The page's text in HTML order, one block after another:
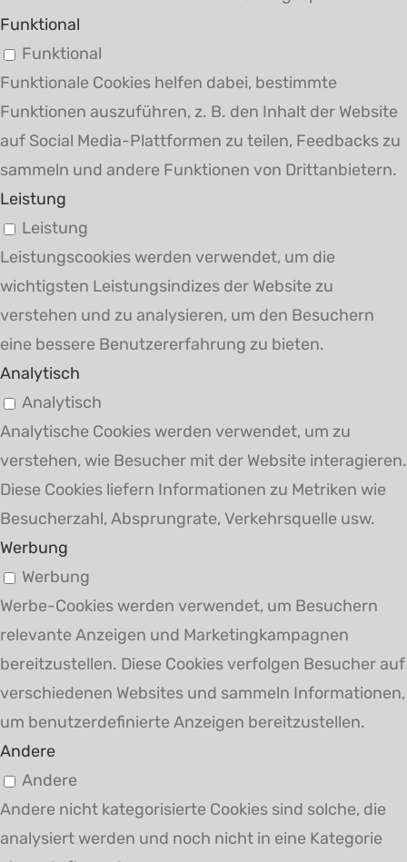
Funktional
Funktional
Funktionale Cookies helfen dabei, bestimmte
Funktionen auszuführen, z. B. den Inhalt der Website
auf Social Media-Plattformen zu teilen, Feedbacks zu
sammeln und andere Funktionen von Drittanbietern.
Leistung
Leistung
Leistungscookies werden verwendet, um die
wichtigsten Leistungsindizes der Website zu
verstehen und zu analysieren, um den Besuchern
eine bessere Benutzererfahrung zu bieten.
Analytisch
Analytisch
Analytische Cookies werden verwendet, um zu
verstehen, wie Besucher mit der Website interagieren.
Diese Cookies liefern Informationen zu Metriken wie
Besucherzahl, Absprungrate, Verkehrsquelle usw.
Werbung
Werbung
Werbe-Cookies werden verwendet, um Besuchern
relevante Anzeigen und Marketingkampagnen
bereitzustellen. Diese Cookies verfolgen Besucher auf
verschiedenen Websites und sammeln Informationen,
um benutzerdefinierte Anzeigen bereitzustellen.
Andere
Andere
Andere nicht kategorisierte Cookies sind solche, die
analysiert werden und noch nicht in eine Kategorie